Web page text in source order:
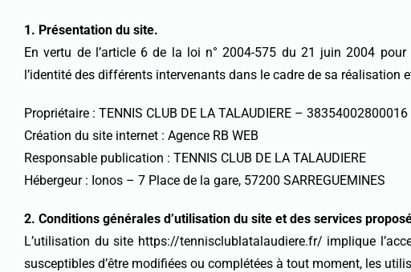
1. Présentation du site.
En vertu de l’article 6 de la loi n° 2004-575 du 21 juin 2004
l’identité des différents intervenants dans le cadre de sa réalisation
Propriétaire : TENNIS CLUB DE LA TALAUDIERE –
Création du site internet : Agence RB WEB
Responsable publication : TENNIS CLUB DE LA TALAUDIERE
Hébergeur : Ionos – 7 Place de la gare, 57200 SARREGUEMINES
2. Conditions générales d’utilisation du site et des services
L’utilisation du site https://tennisclublatalaudiere.fr/ implique
susceptibles d’être modifiées ou complétées à tout moment, les